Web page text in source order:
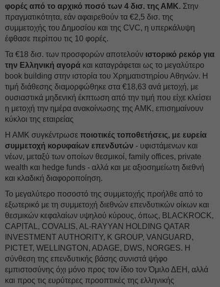
φορές από το αρχικό ποσό των 4 δισ. της ΑΜΚ. Στην
πραγματικότητα, εάν αφαιρεθούν τα €2,5 δισ. της
συμμετοχής του Δημοσίου και της CVC, η υπερκάλυψη
έφθασε περίπου τις 10 φορές.
Τα €18 δισ. των προσφορών αποτελούν ιστορικό ρεκόρ για
την Ελληνική αγορά και καταγράφεται ως το μεγαλύτερο
book building στην ιστορία του Χρηματιστηρίου Αθηνών. Η
τιμή διάθεσης διαμορφώθηκε στα €18,63 ανά μετοχή, με
ουσιαστικά μηδενική έκπτωση από την τιμή που είχε κλείσει
η μετοχή την ημέρα ανακοίνωσης της ΑΜΚ, επισημαίνουν
κύκλοι της εταιρείας
Η ΑΜΚ συγκέντρωσε ποιοτικές τοποθετήσεις, με ευρεία
συμμετοχή κορυφαίων επενδυτών - υφιστάμενων και
νέων, μεταξύ των οποίων θεσμικοί, family offices, private
wealth και hedge funds - αλλά και με αξιοσημείωτη διεθνή
και κλαδική διαφοροποίηση.
Το μεγαλύτερο ποσοστό της συμμετοχής προήλθε από το
εξωτερικό με τη συμμετοχή διεθνών επενδυτικών οίκων και
θεσμικών κεφαλαίων υψηλού κύρους, όπως, BLACKROCK,
CAPITAL, COVALIS, AL-RAYYAN HOLDING QATAR
INVESTMENT AUTHORITY, K GROUP, VANGUARD,
PICTET, WELLINGTON, ADAGE, DWS, NORGES. Η
σύνθεση της επενδυτικής βάσης συνιστά ψήφο
εμπιστοσύνης όχι μόνο προς τον ίδιο τον Όμιλο ΔΕH, αλλά
και προς τις ευρύτερες προοπτικές της ελληνικής